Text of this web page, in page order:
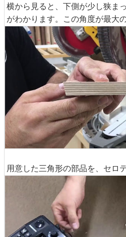
横から見ると、下側が少し狭ま
がわかります。この角度が最大
用意した三角形の部品を、セロ